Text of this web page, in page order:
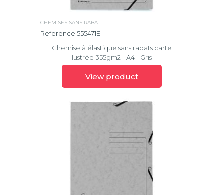
CHEMISES SANS RABAT
Reference 555471E
Chemise à élastique sans rabats carte
lustrée 355gm2 - A4 - Gris
View product